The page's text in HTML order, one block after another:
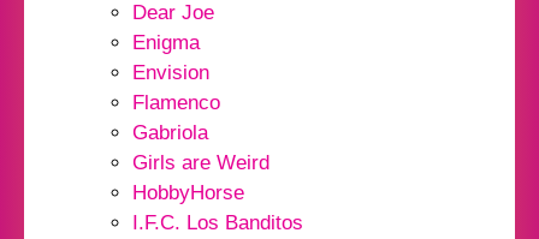
Dear Joe
Enigma
Envision
Flamenco
Gabriola
Girls are Weird
HobbyHorse
I.F.C. Los Banditos